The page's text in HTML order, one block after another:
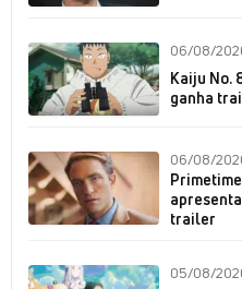
06/08/
Kaiju No.
ganha
06/08/
trailer
05/08/